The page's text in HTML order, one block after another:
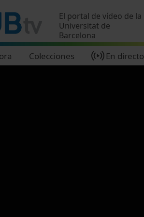
El portal de vídeo de la
Universitat de
Barcelona
Colecciones En directo